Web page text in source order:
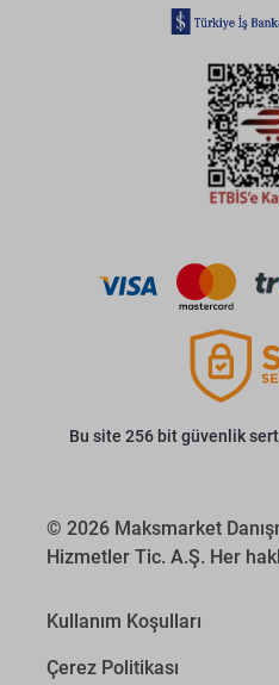
Bu site 256 bit güvenlik
© 2026 Maksmarket
Hizmetler Tic. A.Ş. Her
Kullanım Koşulları
Çerez Politikası